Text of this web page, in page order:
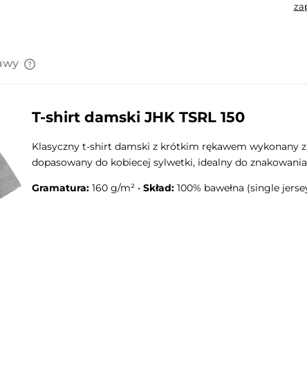
T-shirt damski JHK TSRL 150
Klasyczny t-shirt damski z krótkim rękawem wykonany
dopasowany do kobiecej sylwetki, idealny do
Gramatura: 160 g/m² • Skład: 100% bawełna (single